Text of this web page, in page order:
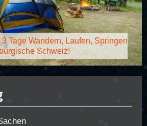
Tage Wandern, Laufen, Springen
Schweiz!